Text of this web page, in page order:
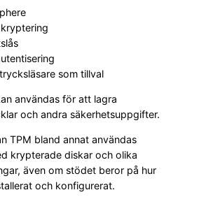
som tillval
användas för att lagra
och andra säkerhetsuppgifter.
TPM bland annat användas
krypterade diskar och olika
även om stödet beror på hur
och konfigurerat.